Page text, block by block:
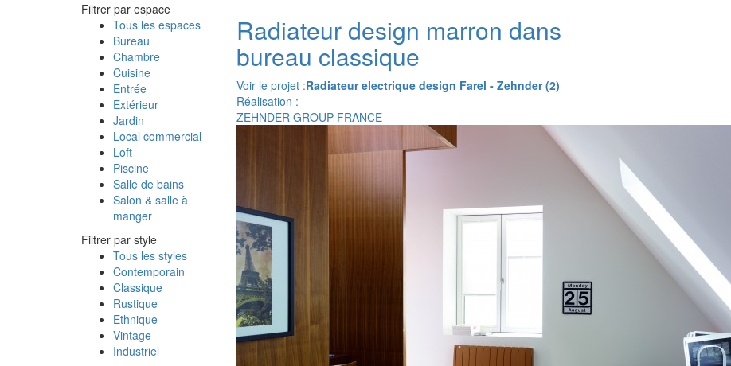
Filtrer par espace
Tous les espaces
Bureau
Chambre
Cuisine
Entrée
Extérieur
Jardin
Local commercial
Loft
Piscine
Salle de bains
Salon & salle à
manger
Filtrer par style
Tous les styles
Contemporain
Classique
Rustique
Ethnique
Vintage
Industriel
Radiateur design marron dans
bureau classique
Voir le projet :Radiateur electrique design Farel - Zehnder (2)
Réalisation :
ZEHNDER GROUP FRANCE